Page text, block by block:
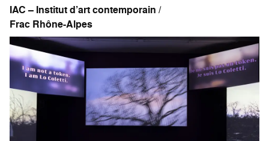
IAC – Institut d’art contemporain /
Frac Rhône-Alpes